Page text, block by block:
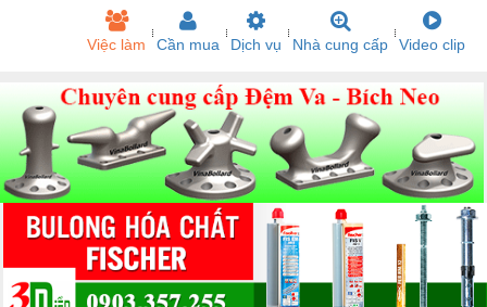
Việc làm Cần mua Dịch vụ Nhà cung cấp Video clip